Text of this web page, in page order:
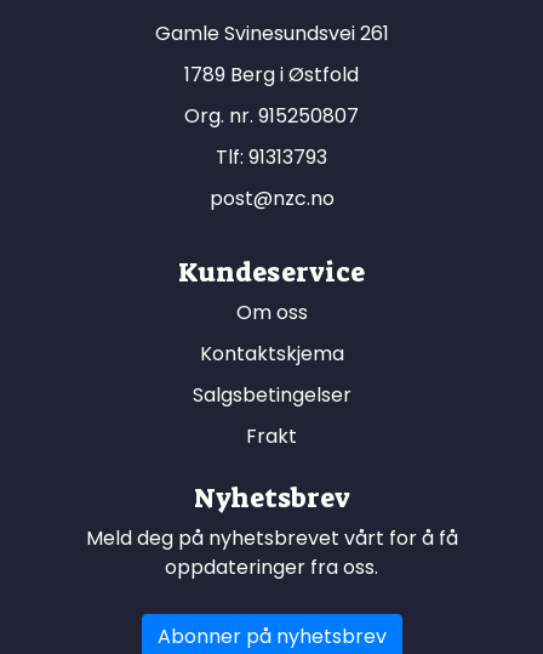
Gamle Svinesundsvei 261
1789 Berg i Østfold
Org. nr. 915250807
Tlf: 91313793
post@nzc.no
Kundeservice
Om oss
Kontaktskjema
Salgsbetingelser
Frakt
Nyhetsbrev
Meld deg på nyhetsbrevet vårt for å få
oppdateringer fra oss.
Abonner på nyhetsbrev